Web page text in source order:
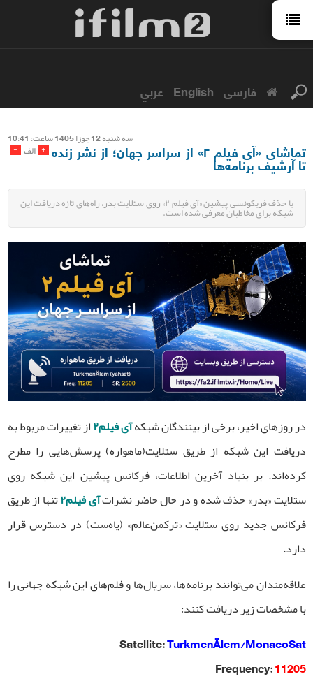
فارسی English عربي
سه شنبه 12 جوزا 1405 ساعت: 10:41
- الف + تماشای «آی فیلم ۲» از سراسر جهان؛ از نشر زنده
تا آرشیف برنامه‌ها
با حذف فریکونسی پیشین «آی فیلم ۲» روی ستلایت بدر، راه‌های تازه دریافت این
شبکه برای مخاطبان معرفی شده است.
در روزهای اخیر، برخی از بینندگان شبکهآی فیلم۲ از تغییرات مربوط به
دریافت این شبکه از طریق ستلایت(ماهواره) پرسش‌هایی را مطرح
کرده‌اند. بر بنیاد آخرین اطلاعات، فرکانس پیشین این شبکه روی
ستلایت «بدر» حذف شده و در حال حاضر نشراتآی فیلم۲ تنها از طریق
فرکانس جدید روی ستلایت «ترکمن‌عالم» (یاه‌ست) در دسترس قرار
دارد.
علاقه‌مندان می‌توانند برنامه‌ها، سریال‌ها و فلم‌های این شبکه جهانی را
با مشخصات زیر دریافت کنند:
Satellite:TurkmenÄlem/MonacoSat
Frequency:11205